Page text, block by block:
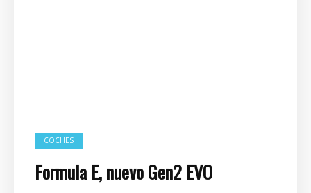
COCHES
Formula E, nuevo Gen2 EVO